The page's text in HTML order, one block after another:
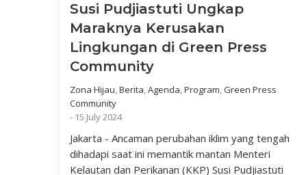
Susi Pudjiastuti Ungkap
Maraknya Kerusakan
Lingkungan di Green Press
Community
Zona Hijau,Berita,Agenda,Program,Green Press
Community
- 15 July 2024
Jakarta - Ancaman perubahan iklim yang tengah
dihadapi saat ini memantik mantan Menteri
Kelautan dan Perikanan (KKP) Susi Pudjiastuti